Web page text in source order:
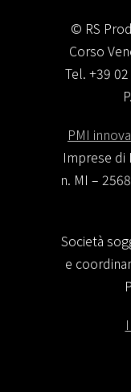
© RS
Corso
Tel. +39
PMI
Imprese di
n. MI –
Società
e